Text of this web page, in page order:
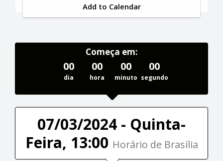
Add to Calendar
Começa em:
00
dia
00
hora
00
minuto
00
segundo
07/03/2024 - Quinta-
Feira, 13:00 Horário de Brasília